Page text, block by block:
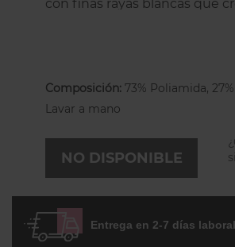
con finas rayas blancas que
Las copas están divididas en
con una cinta de la
frunce adaptánsose a tus
disimulando eventuales
Es un bikini que recoge muy
pecho, lo eleva y lo centra
tallas más grandes, dándole
apoyo, por lo que te hará
segura.
Composición: 73% Poliamida,
Lavar a mano
NO DISPONIBLE
Entrega en 2-7 días